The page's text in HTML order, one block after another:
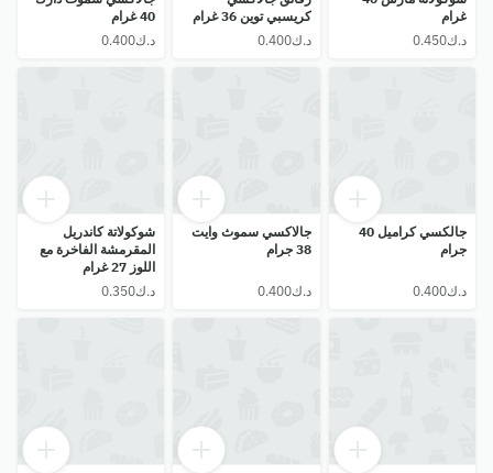
غرام
كريسبي توين 36 غرام
⁦د.ك0.400⁩
40 غرام
جالكسي كراميل 40
جرام
جالاكسي سموث وايت
38 جرام
⁦د.ك0.400⁩
شوكولاتة كاندريل
المقرمشة الفاخرة مع
اللوز 27 غرام